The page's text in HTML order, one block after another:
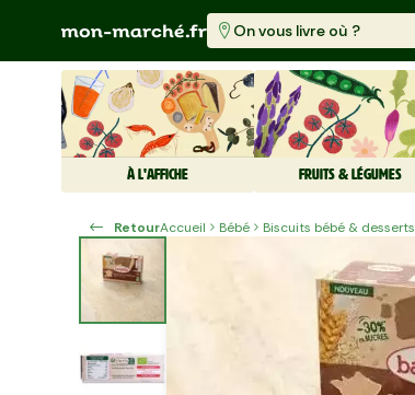
On vous livre où ?
À L'AFFICHE FRUITS & LÉGUMES
RetourAccueil Bébé Biscuits bébé & desserts